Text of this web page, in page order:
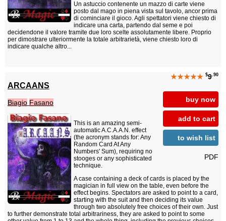
Un astuccio contenente un mazzo di carte viene
posto dal mago in piena vista sul tavolo, ancor prima
di cominciare il gioco. Agli spettatori viene chiesto di
indicare una carta, partendo dal seme e poi
decidendone il valore tramite due loro scelte assolutamente libere. Proprio
per dimostrare ulteriormente la totale arbitrarietà, viene chiesto loro di
indicare qualche altro...
★★★★★ $9.90
buy now
add to cart
to wish list
PDF
ARCAANS
Biagio Fasano
This is an amazing semi-
automatic A.C.A.A.N. effect
(the acronym stands for: Any
Random Card At Any
Numbers' Sum), requiring no
stooges or any sophisticated
technique.
A case containing a deck of cards is placed by the
magician in full view on the table, even before the
effect begins. Spectators are asked to point to a card,
starting with the suit and then deciding its value
through two absolutely free choices of their own. Just
to further demonstrate total arbitrariness, they are asked to point to some